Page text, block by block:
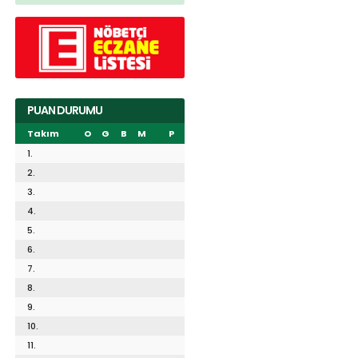
PUAN DURUMU
Takım O G B M
P
1.
2.
3.
4.
5.
6.
7.
8.
9.
10.
11.